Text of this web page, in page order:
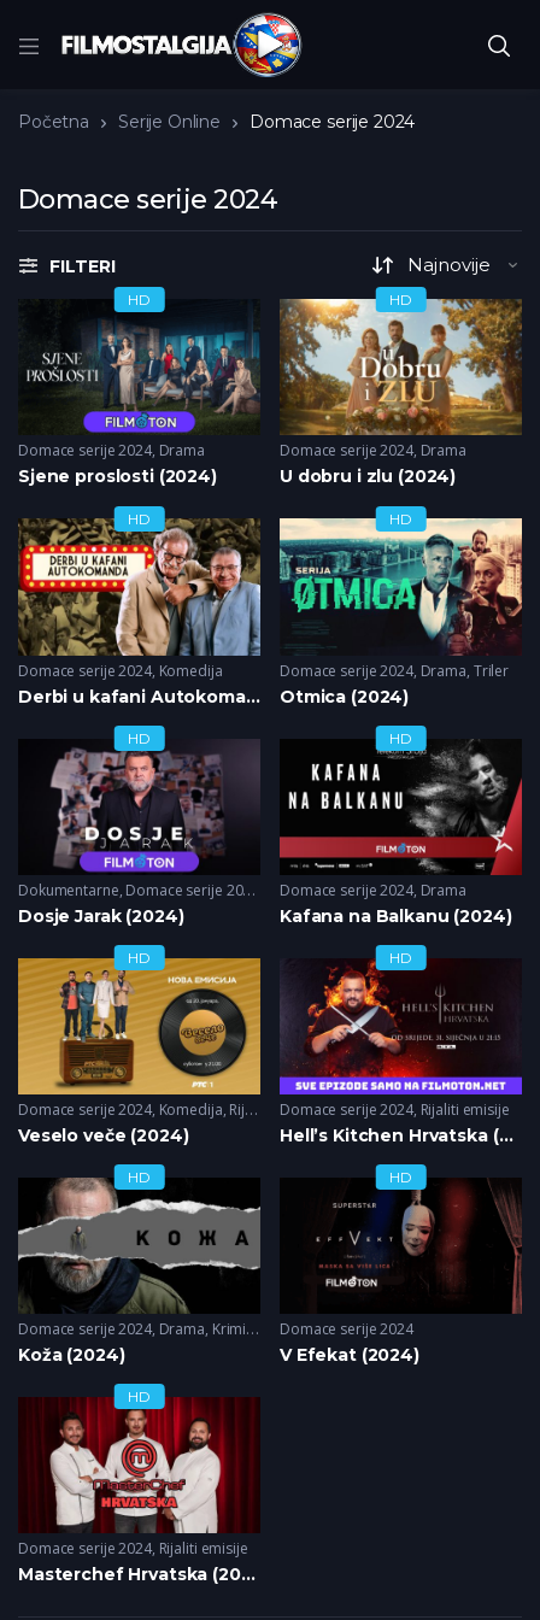
Početna Serije Online Domace serije 2024
Domace serije 2024
FILTERI
HD
Domace serije 2024, Drama
Sjene proslosti (2024)
HD
Domace serije 2024, Drama
U dobru i zlu (2024)
HD
Domace serije 2024, Komedija
Derbi u kafani Autokomanda (2024)
HD
Domace serije 2024, Drama, Triler
Otmica (2024)
HD
Dokumentarne, Domace serije 2024 Krimi,Misterija
Dosje Jarak (2024)
HD
Domace serije 2024, Drama
Kafana na Balkanu (2024)
HD
Domace serije 2024, Komedija, Rijaliti emisije
Veselo veče (2024)
HD
Domace serije 2024, Rijaliti emisije
Hell’s Kitchen Hrvatska (2024)
HD
Domace serije 2024, Drama, Krimi,Triler
Koža (2024)
HD
Domace serije 2024
V Efekat (2024)
HD
Domace serije 2024, Rijaliti emisije
Masterchef Hrvatska (2024)